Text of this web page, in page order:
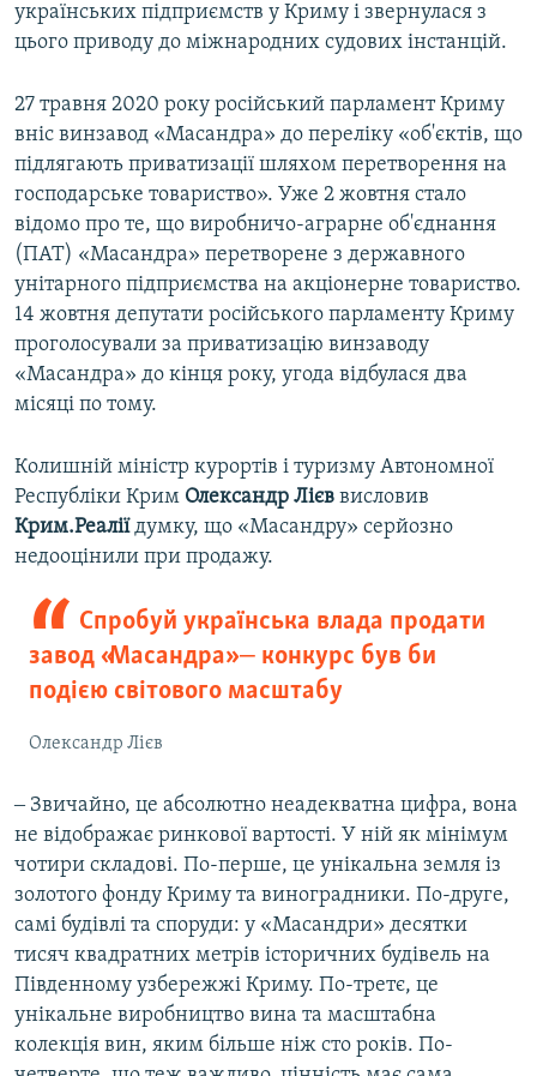
українських підприємств у Криму і звернулася з
цього приводу до міжнародних судових інстанцій.
27 травня 2020 року російський парламент Криму
вніс винзавод «Масандра» до переліку «об'єктів, що
підлягають приватизації шляхом перетворення на
господарське товариство». Уже 2 жовтня стало
відомо про те, що виробничо-аграрне об'єднання
(ПАТ) «Масандра» перетворене з державного
унітарного підприємства на акціонерне товариство.
14 жовтня депутати російського парламенту Криму
проголосували за приватизацію винзаводу
«Масандра» до кінця року, угода відбулася два
місяці по тому.
Колишній міністр курортів і туризму Автономної
Республіки Крим Олександр Лієв висловив
Крим.Реаліїдумку, що «Масандру» серйозно
недооцінили при продажу.
Спробуй українська влада продати
завод «Масандра» ‒ конкурс був би
подією світового масштабу
Олександр Лієв
‒ Звичайно, це абсолютно неадекватна цифра, вона
не відображає ринкової вартості. У ній як мінімум
чотири складові. По-перше, це унікальна земля із
золотого фонду Криму та виноградники. По-друге,
самі будівлі та споруди: у «Масандри» десятки
тисяч квадратних метрів історичних будівель на
Південному узбережжі Криму. По-третє, це
унікальне виробництво вина та масштабна
колекція вин, яким більше ніж сто років. По-